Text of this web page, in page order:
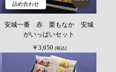
詰め合わせ
安城一番 赤 栗もなか 安城
がいっぱいセット
￥3,650 (税込)